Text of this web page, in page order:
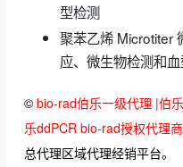
型检测
聚苯乙烯 Microtiter
应、微生物检测和
© bio-rad伯乐一级代理 |伯
乐ddPCR bio-rad授权代理
总代理区域代理经销平台。